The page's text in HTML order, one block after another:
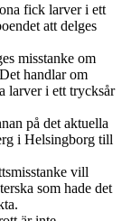
fick larver i ett
att delges
misstanke om
handlar om
larver i ett trycksår
på det aktuella
i Helsingborg till
vill
som hade det